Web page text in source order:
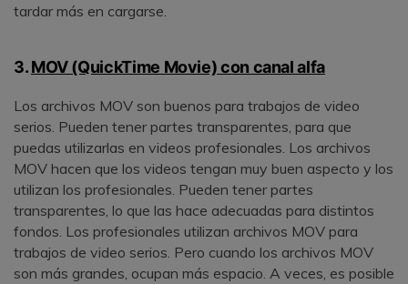
tardar más en cargarse.
3.MOV (QuickTime Movie) con canal alfa
Los archivos MOV son buenos para trabajos de video
serios. Pueden tener partes transparentes, para que
puedas utilizarlas en videos profesionales. Los archivos
MOV hacen que los videos tengan muy buen aspecto y los
utilizan los profesionales. Pueden tener partes
transparentes, lo que las hace adecuadas para distintos
fondos. Los profesionales utilizan archivos MOV para
trabajos de video serios. Pero cuando los archivos MOV
son más grandes, ocupan más espacio. A veces, es posible